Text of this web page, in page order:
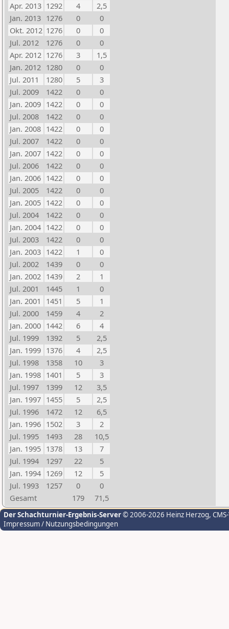
Apr. 2013 1292 4
2,5
Jan. 2013 1276 0
0
Okt. 2012 1276 0
0
Jul. 2012
1276 0
0
Apr. 2012 1276 3
1,5
Jan. 2012 1280 0
0
Jul. 2011
1280 5
3
Jul. 2009
1422 0
0
Jan. 2009 1422 0
0
Jul. 2008
1422 0
0
Jan. 2008 1422 0
0
Jul. 2007
1422 0
0
Jan. 2007 1422 0
0
Jul. 2006
1422 0
0
Jan. 2006 1422 0
0
Jul. 2005
1422 0
0
Jan. 2005 1422 0
0
Jul. 2004
1422 0
0
Jan. 2004 1422 0
0
Jul. 2003
1422 0
0
Jan. 2003 1422 1
0
Jul. 2002
1439 0
0
Jan. 2002 1439 2
1
Jul. 2001
1445 1
0
Jan. 2001
1451 5
1
Jul. 2000
1459 4
2
Jan. 2000 1442 6
4
Jul. 1999
1392 5
2,5
Jan. 1999 1376 4
2,5
Jul. 1998
1358 10
3
Jan. 1998 1401 5
3
Jul. 1997
1399 12
3,5
Jan. 1997 1455 5
2,5
Jul. 1996
1472 12
6,5
Jan. 1996 1502 3
2
Jul. 1995
1493 28
10,5
Jan. 1995 1378 13
7
Jul. 1994
1297 22
5
Jan. 1994 1269 12
5
Jul. 1993
1257 0
0
Gesamt
179 71,5
Der Schachturnier-Ergebnis-Server© 2006-2026 Heinz Herzog,
Impressum / Nutzungsbedingungen